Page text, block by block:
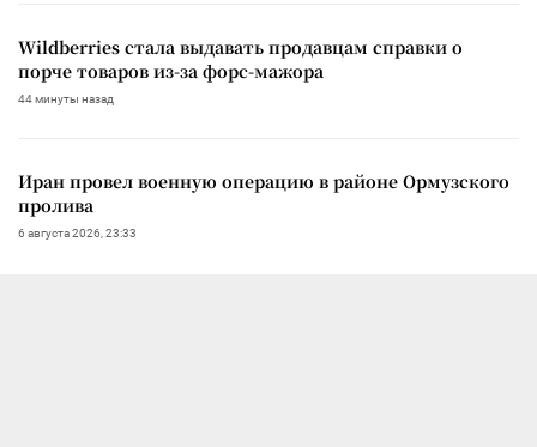
Wildberries стала выдавать продавцам справки о
порче товаров из-за форс-мажора
44 минуты назад
Иран провел военную операцию в районе Ормузского
пролива
6 августа 2026, 23:33